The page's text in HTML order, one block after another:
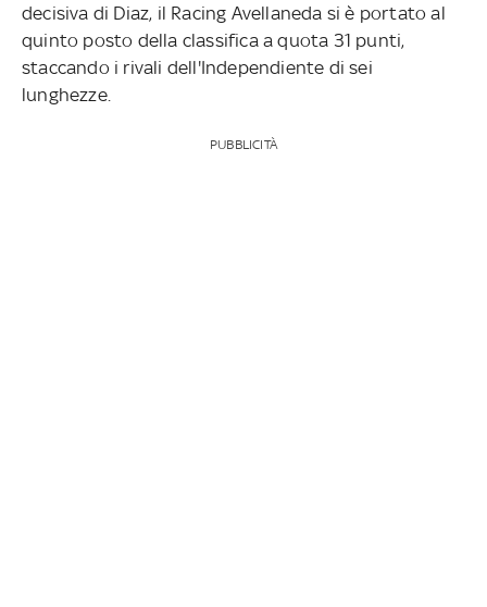
decisiva di Diaz, il Racing Avellaneda si è portato al
quinto posto della classifica a quota 31 punti,
staccando i rivali dell'Independiente di sei
lunghezze.
PUBBLICITÀ